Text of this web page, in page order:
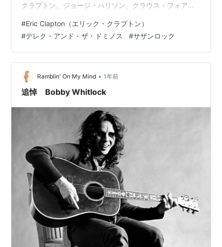
クラプトン、ジョージ・ハリソン、クラウス・フォアマ
ルのみ別件があり不参加。ほぼDerek & Dominosといえ
ます。 ここで録音された曲は71年のBobbyのファースト
アルバム”Bobby Whitlock"と翌年リリースのセカンドア
ルバム”Raw Velvet”に分けてリリースされます。 ファー
スト・アルバ…
#Eric Clapton（エリック・クラプトン）
#デレク・アンド・ザ・ドミノス #サザンロック
Ramblin' On My Mind • 1年前
追悼 Bobby Whitlock